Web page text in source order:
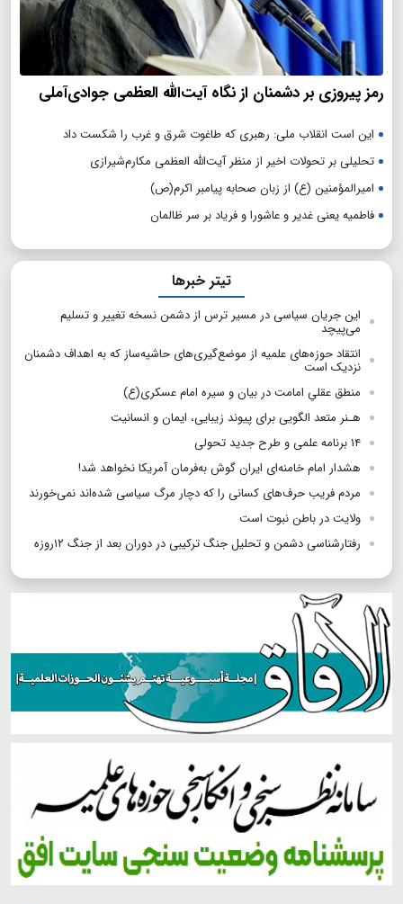
رمز پیروزی بر دشمنان از نگاه آیت‌الله العظمی جوادی‌آملی
این است انقلاب ملی: رهبری که طاغوت شرق و غرب را شکست داد
تحلیلی بر تحولات اخیر از منظر آیت‌الله العظمی مکارم‌شیرازی
امیرالمؤمنین (ع) از زبان صحابه پیامبر اکرم(ص)
فاطمیه یعنی غدیر و عاشورا و فریاد بر سر ظالمان
تیتر خبرها
این جریان سیاسی در مسیر ترس از دشمن نسخه تغییر و تسلیم
می‌پیچد
انتقاد حوزه‌های علمیه از موضع‌گیری‌های حاشیه‌ساز که به اهداف دشمنان
نزدیک است
منطق عقلیِ امامت در بیان و سیره امام عسکری(ع)
هـنر متعد الگویی برای پیوند زیبایی، ایمان و انسانیت
۱۴ برنامه علمی و طرح جدید تحولی
هشدار امام خامنه‌ای ایران گوش به‌فرمان آمریکا نخواهد شد!
مردم فریب حرف‌های کسانی را که دچار مرگ سیاسی شده‌اند نمی‌خورند
ولایت در باطن نبوت است
رفتارشناسی دشمن و تحلیل جنگ ترکیبی در دوران بعد از جنگ ۱۲روزه